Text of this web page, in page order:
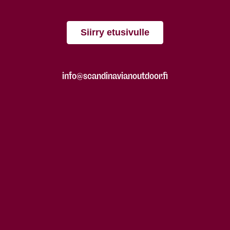
Siirry etusivulle
info@scandinavianoutdoor.fi